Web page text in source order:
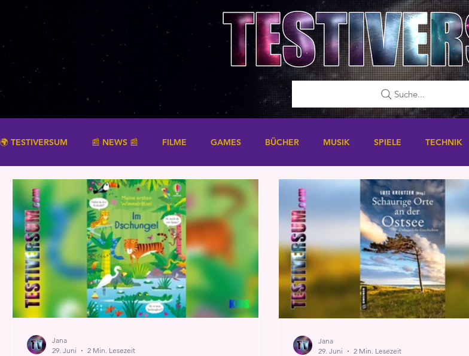
Suche...
🌍 TESTIVERSUM 📰 NEWS 📰 FILME GAMES BÜCHER MUSIK SPIELE TECHNIK
Jana
29. Juni
2 Min. Lesezeit
Jana
29. Juni
2 Min. Lesezeit